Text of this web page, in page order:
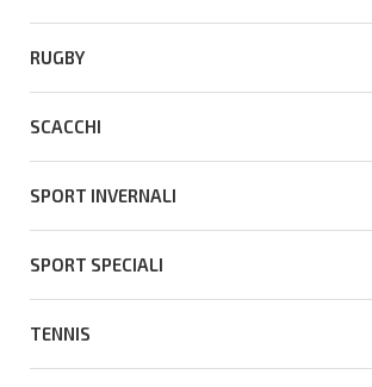
RUGBY
SCACCHI
SPORT INVERNALI
SPORT SPECIALI
TENNIS